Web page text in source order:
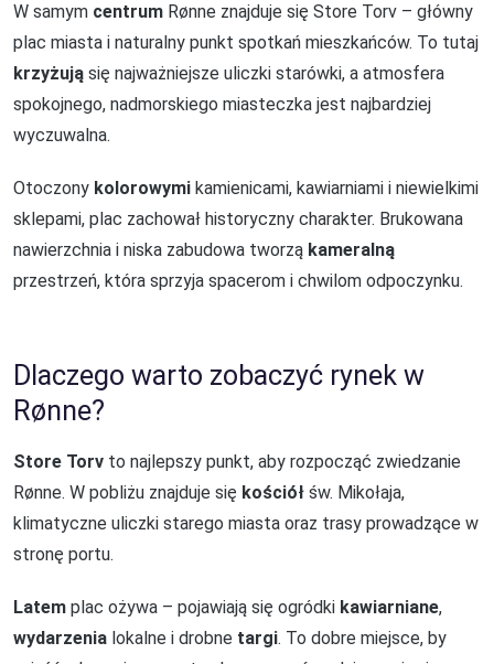
W samym centrum Rønne znajduje się Store Torv – główny
plac miasta i naturalny punkt spotkań mieszkańców. To tutaj
krzyżują się najważniejsze uliczki starówki, a atmosfera
spokojnego, nadmorskiego miasteczka jest najbardziej
wyczuwalna.
Otoczony kolorowymi kamienicami, kawiarniami i niewielkimi
sklepami, plac zachował historyczny charakter. Brukowana
nawierzchnia i niska zabudowa tworzą kameralną
przestrzeń, która sprzyja spacerom i chwilom odpoczynku.
Dlaczego warto zobaczyć rynek w
Rønne?
Store Torv to najlepszy punkt, aby rozpocząć zwiedzanie
Rønne. W pobliżu znajduje się kościół św. Mikołaja,
klimatyczne uliczki starego miasta oraz trasy prowadzące w
stronę portu.
Latem plac ożywa – pojawiają się ogródki kawiarniane,
wydarzenia lokalne i drobne targi. To dobre miejsce, by